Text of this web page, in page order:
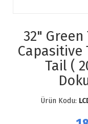
32" Green
Capasitive
Tail (
Ürün Kodu: